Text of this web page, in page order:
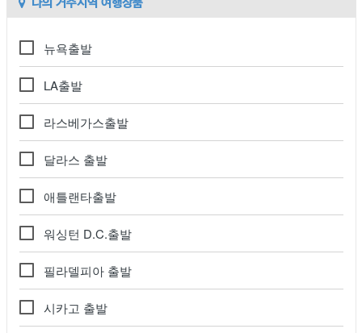
뉴욕출발
LA출발
라스베가스출발
달라스 출발
애틀랜타출발
워싱턴 D.C.출발
필라델피아 출발
시카고 출발